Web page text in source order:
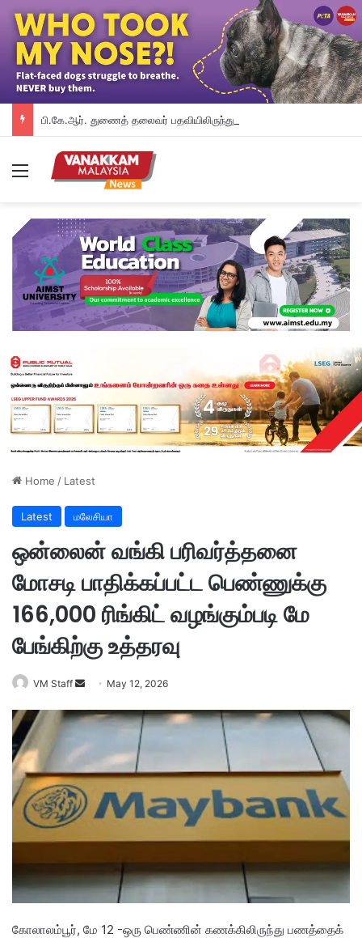
Menu
Home / Latest
Latest மலேசியா
ஒன்லைன் வங்கி பரிவர்த்தனை
மோசடி பாதிக்கப்பட்ட பெண்ணுக்கு
166,000 ரிங்கிட் வழங்கும்படி மே
பேங்கிற்கு உத்தரவு
VM Staff
n
n
e
a
l
May 12, 2026
கோலாலம்பூர், மே 12 -ஒரு பெண்ணின் கணக்கிலிருந்து பணத்தைக்